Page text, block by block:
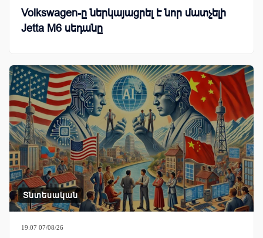
Volkswagen-ը ներկայացրել է նոր մատչելի
Jetta M6 սեդանը
Տնտեսական
19:07 07/08/26